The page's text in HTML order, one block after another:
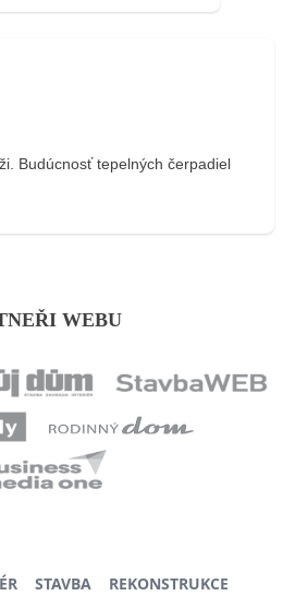
Budúcnosť tepelných čerpadiel
WEBU
STAVBA
REKONSTRUKCE